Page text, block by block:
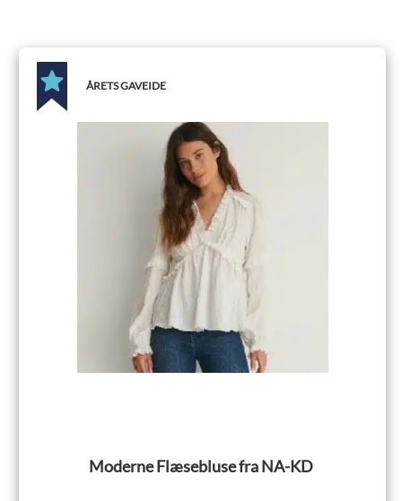
ÅRETS GAVEIDE
Moderne Flæsebluse fra NA-KD